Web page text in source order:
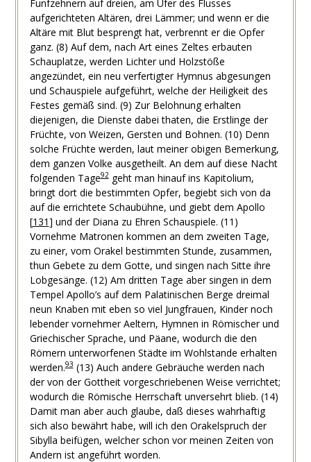
Funfzehnern auf dreien, am Ufer des Flusses
aufgerichteten Altären, drei Lämmer; und wenn er die
Altäre mit Blut besprengt hat, verbrennt er die Opfer
ganz. (8) Auf dem, nach Art eines Zeltes erbauten
Schauplatze, werden Lichter und Holzstöße
angezündet, ein neu verfertigter Hymnus abgesungen
und Schauspiele aufgeführt, welche der Heiligkeit des
Festes gemäß sind. (9) Zur Belohnung erhalten
diejenigen, die Dienste dabei thaten, die Erstlinge der
Früchte, von Weizen, Gersten und Bohnen. (10) Denn
solche Früchte werden, laut meiner obigen Bemerkung,
dem ganzen Volke ausgetheilt. An dem auf diese Nacht
folgenden Tage92geht man hinauf ins Kapitolium,
bringt dort die bestimmten Opfer, begiebt sich von da
auf die errichtete Schaubühne, und giebt dem Apollo
[131] und der Diana zu Ehren Schauspiele. (11)
Vornehme Matronen kommen an dem zweiten Tage,
zu einer, vom Orakel bestimmten Stunde, zusammen,
thun Gebete zu dem Gotte, und singen nach Sitte ihre
Lobgesänge. (12) Am dritten Tage aber singen in dem
Tempel Apollo’s auf dem Palatinischen Berge dreimal
neun Knaben mit eben so viel Jungfrauen, Kinder noch
lebender vornehmer Aeltern, Hymnen in Römischer und
Griechischer Sprache, und Päane, wodurch die den
Römern unterworfenen Städte im Wohlstande erhalten
werden.93 (13) Auch andere Gebräuche werden nach
der von der Gottheit vorgeschriebenen Weise verrichtet;
wodurch die Römische Herrschaft unversehrt blieb. (14)
Damit man aber auch glaube, daß dieses wahrhaftig
sich also bewährt habe, will ich den Orakelspruch der
Sibylla beifügen, welcher schon vor meinen Zeiten von
Andern ist angeführt worden.